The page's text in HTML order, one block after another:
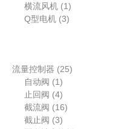
品
产
品
个
产
横流风机 1 1
个
Q型电机 33
流量控制器 252
自动阀 1 1
个
产
品
止回阀 44
个
产
截流阀 161
截止阀 33